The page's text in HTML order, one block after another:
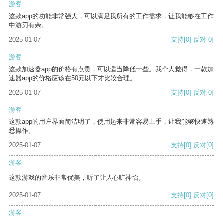
游客
这款app的功能非常强大，可以满足我所有的工作需求，让我能够在工作
中游刃有余。
2025-01-07
支持[0] 反对[0]
游客
这款加速器app的价格有点贵，可以适当降低一些。我个人觉得，一款加
速器app的价格应该在50元以下才比较合理。
2025-01-07
支持[0] 反对[0]
游客
这款app的用户界面简洁明了，使用起来非常容易上手，让我能够快速熟
悉操作。
2025-01-07
支持[0] 反对[0]
游客
这款游戏的音乐非常优美，听了让人心旷神怡。
2025-01-07 支持[0] 反对[0]
游客